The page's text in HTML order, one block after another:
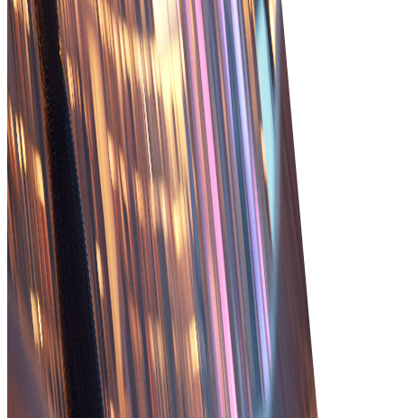
การมองเห็นที่ดีขึ้น
มองเห็นสถานะคำสั่ง สต็อก และการโต้ตอบลูกค้าอย่าง
ครอบคลุมเพื่อตัดสินใจได้ดีขึ้น
เติมคำสั่งเร็วขึ้น
เร่งการเติมคำสั่งด้วยการปรับกระบวนการให้เหมาะสมและ
ลดความล่าช้าผ่านระบบรวม